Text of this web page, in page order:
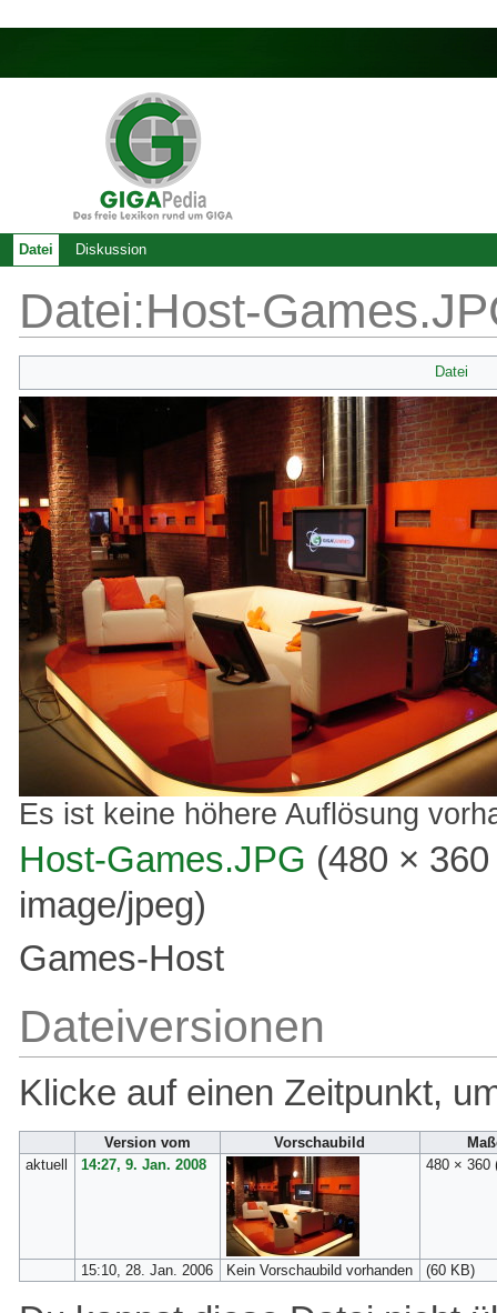
Datei:Host-
Datei
Es ist keine höhere Auflösung
Host-Games.JPG (480 ×
image/jpeg)
Games-Host
Dateiversionen
Klicke auf einen Zeitpunkt,
Version vom Vorschaubild
aktuell
14:27, 9. Jan. 2008 480 × 360
15:10, 28. Jan. 2006 Kein Vorschaubild vorhanden (60 KB)
Datei Diskussion